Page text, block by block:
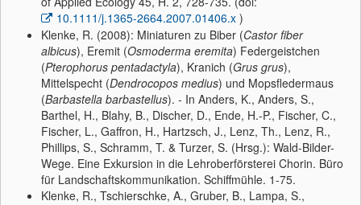
10.1111/j.1365-2664.2007.01406.x )
Klenke, R. (2008): Miniaturen zu Biber (Castor fiber
albicus), Eremit (Osmoderma eremita) Federgeistchen
(Pterophorus pentadactyla), Kranich (Grus grus),
Mittelspecht (Dendrocopos medius) und Mopsfledermaus
(Barbastella barbastellus). - In Anders, K., Anders, S.,
Barthel, H., Blahy, B., Discher, D., Ende, H.-P., Fischer, C.,
Fischer, L., Gaffron, H., Hartzsch, J., Lenz, Th., Lenz, R.,
Phillips, S., Schramm, T. & Turzer, S. (Hrsg.): Wald-Bilder-
Wege. Eine Exkursion in die Lehroberförsterei Chorin. Büro
für Landschaftskommunikation. Schiffmühle. 1-75.
Klenke, R., Tschierschke, A., Gruber, B., Lampa, S.,